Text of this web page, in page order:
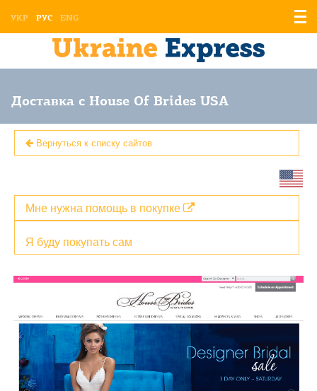
УКР РУС ENG
Доставка с House Of Brides USA
Вернуться к списку сайтов
Я буду покупать сам
Мне нужна помощь в покупке